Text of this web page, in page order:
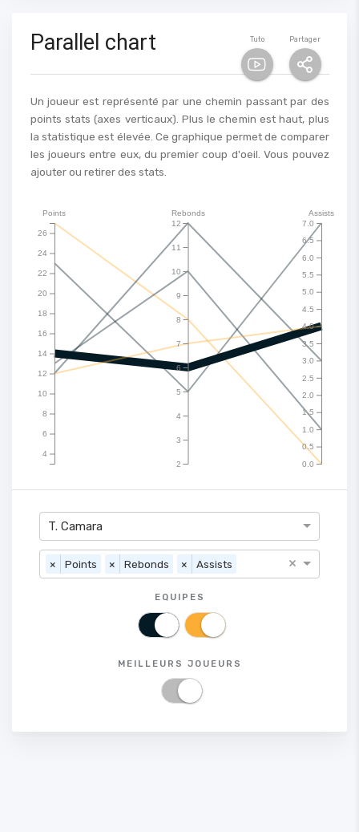
Partager
Tuto
Parallel chart
Un joueur est représenté par une chemin passant par des
points stats (axes verticaux). Plus le chemin est haut, plus
la statistique est élevée. Ce graphique permet de comparer
les joueurs entre eux, du premier coup d'oeil. Vous pouvez
ajouter ou retirer des stats.
4
6
8
10
12
14
16
18
20
22
24
26
Points
2
3
4
5
6
7
8
9
10
11
12
Rebonds
0.0
0.5
1.0
1.5
2.0
2.5
3.0
3.5
4.0
4.5
5.0
5.5
6.0
6.5
7.0
Assists
T. Camara
× Points × Rebonds × Assists ×
EQUIPES
MEILLEURS JOUEURS